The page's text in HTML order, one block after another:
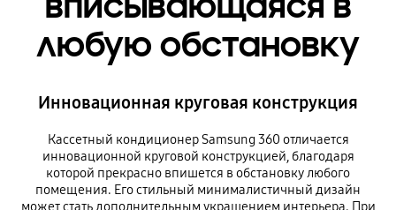
любую обстановку
Инновационная круговая конструкция
Кассетный кондиционер Samsung 360 отличается
инновационной круговой конструкцией, благодаря
которой прекрасно впишется в обстановку любого
помещения. Его стильный минималистичный дизайн
может стать дополнительным украшением интерьера. При